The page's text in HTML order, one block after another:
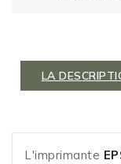
LA
L'imprimante